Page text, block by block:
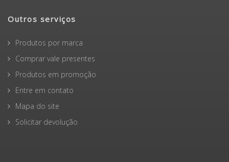
Outros serviços
Produtos por marca
Comprar vale presentes
Produtos em promoção
Entre em contato
Mapa do site
Solicitar devolução